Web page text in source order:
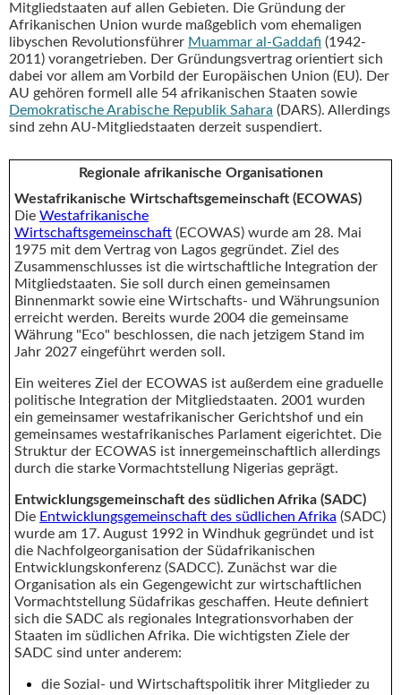
Mitgliedstaaten auf allen Gebieten. Die Gründung der
Afrikanischen Union wurde maßgeblich vom ehemaligen
libyschen Revolutionsführer Muammar al-Gaddafi (1942-
2011) vorangetrieben. Der Gründungsvertrag orientiert sich
dabei vor allem am Vorbild der Europäischen Union (EU). Der
AU gehören formell alle 54 afrikanischen Staaten sowie
Demokratische Arabische Republik Sahara (DARS). Allerdings
sind zehn AU-Mitgliedstaaten derzeit suspendiert.
Regionale afrikanische Organisationen
Westafrikanische Wirtschaftsgemeinschaft (ECOWAS)
Die Westafrikanische
Wirtschaftsgemeinschaft (ECOWAS) wurde am 28. Mai
1975 mit dem Vertrag von Lagos gegründet. Ziel des
Zusammenschlusses ist die wirtschaftliche Integration der
Mitgliedstaaten. Sie soll durch einen gemeinsamen
Binnenmarkt sowie eine Wirtschafts- und Währungsunion
erreicht werden. Bereits wurde 2004 die gemeinsame
Währung "Eco" beschlossen, die nach jetzigem Stand im
Jahr 2027 eingeführt werden soll.
Ein weiteres Ziel der ECOWAS ist außerdem eine graduelle
politische Integration der Mitgliedstaaten. 2001 wurden
ein gemeinsamer westafrikanischer Gerichtshof und ein
gemeinsames westafrikanisches Parlament eigerichtet. Die
Struktur der ECOWAS ist innergemeinschaftlich allerdings
durch die starke Vormachtstellung Nigerias geprägt.
Entwicklungsgemeinschaft des südlichen Afrika (SADC)
Die Entwicklungsgemeinschaft des südlichen Afrika (SADC)
wurde am 17. August 1992 in Windhuk gegründet und ist
die Nachfolgeorganisation der Südafrikanischen
Entwicklungskonferenz (SADCC). Zunächst war die
Organisation als ein Gegengewicht zur wirtschaftlichen
Vormachtstellung Südafrikas geschaffen. Heute definiert
sich die SADC als regionales Integrationsvorhaben der
Staaten im südlichen Afrika. Die wichtigsten Ziele der
SADC sind unter anderem:
die Sozial- und Wirtschaftspolitik ihrer Mitglieder zu